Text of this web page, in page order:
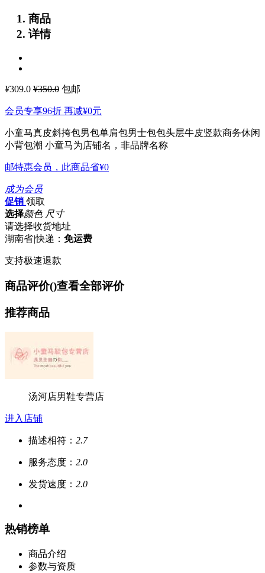
商品
详情
¥309.0 ¥350.0 包邮
会员专享96折 再减¥0元
小童马真皮斜挎包男包单肩包男士包包头层牛皮竖款商务休闲
小背包潮 小童马为店铺名，非品牌名称
邮特惠会员，此商品省¥0
成为会员
促销 领取
选择颜色 尺寸
请选择收货地址
湖南省|快递： 免运费
支持极速退款
商品评价()查看全部评价
推荐商品
汤河店男鞋专营店
进入店铺
描述相符： 2.7
服务态度： 2.0
发货速度： 2.0
热销榜单
商品介绍
参数与资质